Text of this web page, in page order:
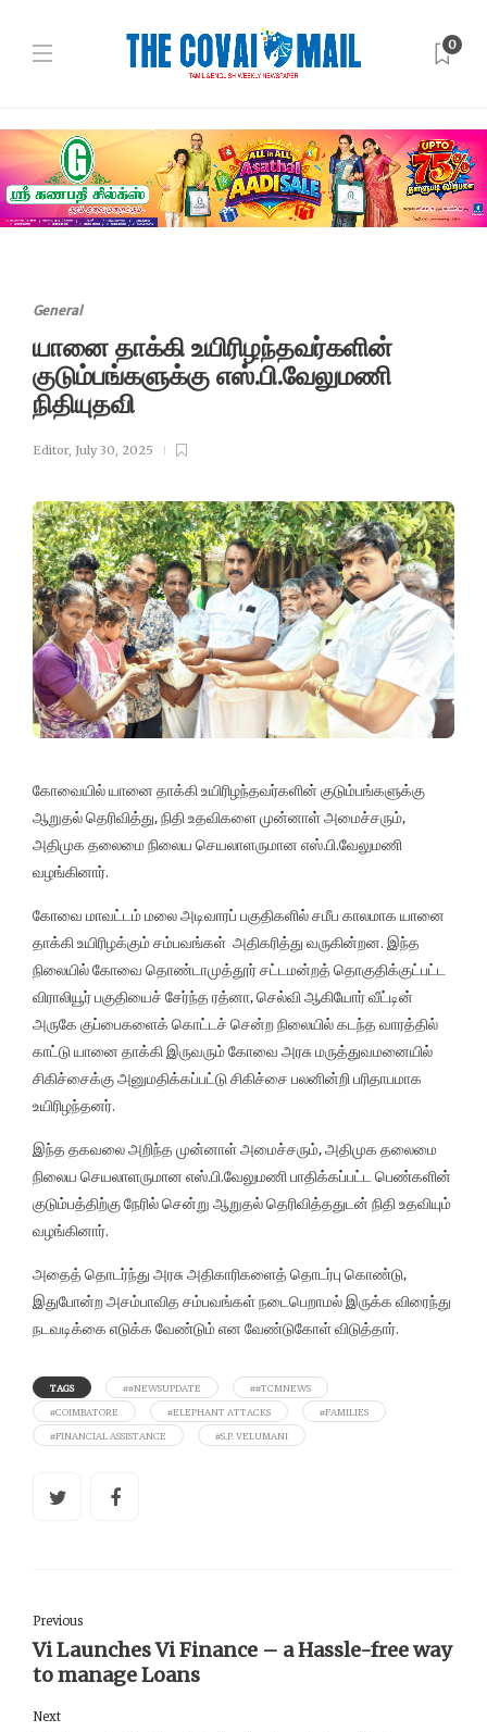
0
General
யானை தாக்கி உயிரிழந்தவர்களின்
குடும்பங்களுக்கு எஸ்.பி.வேலுமணி
நிதியுதவி
Editor, July 30, 2025
கோவையில் யானை தாக்கி உயிரிழந்தவர்களின் குடும்பங்களுக்கு
ஆறுதல் தெரிவித்து, நிதி உதவிகளை முன்னாள் அமைச்சரும்,
அதிமுக தலைமை நிலைய செயலாளருமான எஸ்.பி.வேலுமணி
வழங்கினார்.
கோவை மாவட்டம் மலை அடிவாரப் பகுதிகளில் சமீப காலமாக யானை
தாக்கி உயிரிழக்கும் சம்பவங்கள் அதிகரித்து வருகின்றன. இந்த
நிலையில் கோவை தொண்டாமுத்தூர் சட்டமன்றத் தொகுதிக்குட்பட்ட
விராலியூர் பகுதியைச் சேர்ந்த ரத்னா, செல்வி ஆகியோர் வீட்டின்
அருகே குப்பைகளைக் கொட்டச் சென்ற நிலையில் கடந்த வாரத்தில்
காட்டு யானை தாக்கி இருவரும் கோவை அரசு மருத்துவமனையில்
சிகிச்சைக்கு அனுமதிக்கப்பட்டு சிகிச்சை பலனின்றி பரிதாபமாக
உயிரிழந்தனர்.
இந்த தகவலை அறிந்த முன்னாள் அமைச்சரும், அதிமுக தலைமை
நிலைய செயலாளருமான எஸ்.பி.வேலுமணி பாதிக்கப்பட்ட பெண்களின்
குடும்பத்திற்கு நேரில் சென்று ஆறுதல் தெரிவித்ததுடன் நிதி உதவியும்
வழங்கினார்.
அதைத் தொடர்ந்து அரசு அதிகாரிகளைத் தொடர்பு கொண்டு,
இதுபோன்ற அசம்பாவித சம்பவங்கள் நடைபெறாமல் இருக்க விரைந்து
நடவடிக்கை எடுக்க வேண்டும் என வேண்டுகோள் விடுத்தார்.
TAGS ##NEWSUPDATE
##TCMNEWS
#COIMBATORE
#ELEPHANT ATTACKS
#FAMILIES
#FINANCIAL ASSISTANCE
#S.P. VELUMANI
Previous
Vi Launches Vi Finance – a Hassle-free way
to manage Loans
Next